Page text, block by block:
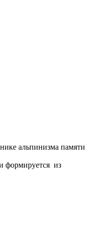
альпинизма памяти
формируется из